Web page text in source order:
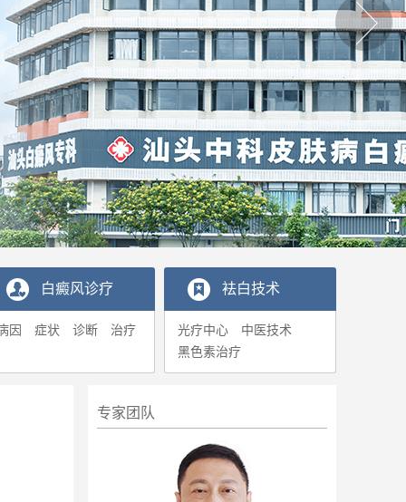
白癜风诊疗
因 症状 诊断 治疗
袪白技术
光疗中心
中医技术
黑色素治疗
专家团队